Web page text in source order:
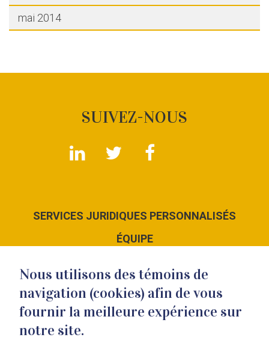
mai 2014
SUIVEZ-NOUS
SERVICES JURIDIQUES PERSONNALISÉS
ÉQUIPE
NOUS JOINDRE
Nous utilisons des témoins de
navigation (cookies) afin de vous
fournir la meilleure expérience sur
notre site.